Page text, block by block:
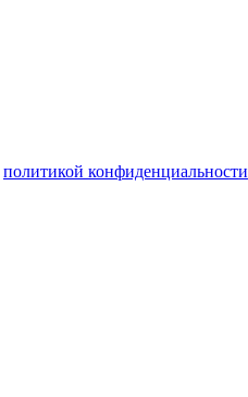
политикой конфиденциальности